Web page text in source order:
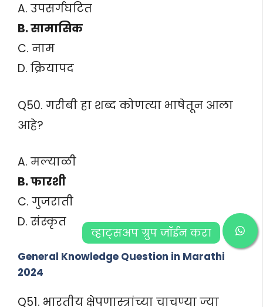
A. उपसर्गघटित
B. सामासिक
C. नाम
D. क्रियापद
Q50. गरीबी हा शब्द कोणत्या भाषेतून आला
आहे?
A. मल्याळी
B. फारशी
C. गुजराती
D. संस्कृत
General Knowledge Question in Marathi
2024
Q51. भारतीय क्षेपणास्त्रांच्या चाचण्या ज्या
व्हाट्सअप ग्रुप जॉईन करा